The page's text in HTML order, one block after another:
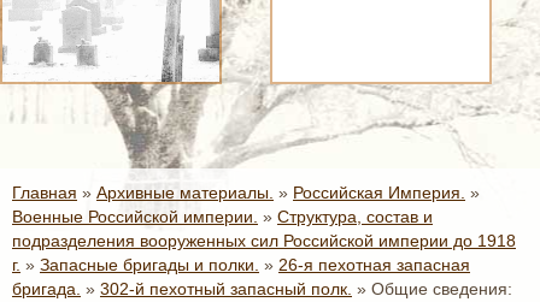
Главная » Архивные материалы. » Российская Империя. »
Военные Российской империи. » Структура, состав и
подразделения вооруженных сил Российской империи до 1918
г. » Запасные бригады и полки. » 26-я пехотная запасная
бригада. » 302-й пехотный запасный полк. » Общие сведения: